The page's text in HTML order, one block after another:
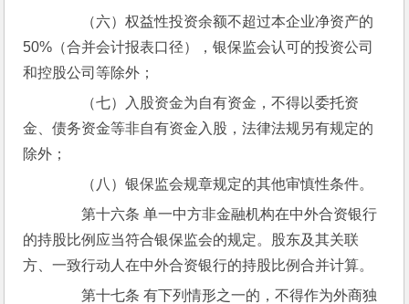
（六）权益性投资余额不超过本企业净资产的
50%（合并会计报表口径），银保监会认可的投资公司
和控股公司等除外；
（七）入股资金为自有资金，不得以委托资
金、债务资金等非自有资金入股，法律法规另有规定的
除外；
（八）银保监会规章规定的其他审慎性条件。
第十六条 单一中方非金融机构在中外合资银行
的持股比例应当符合银保监会的规定。股东及其关联
方、一致行动人在中外合资银行的持股比例合并计算。
第十七条 有下列情形之一的，不得作为外商独